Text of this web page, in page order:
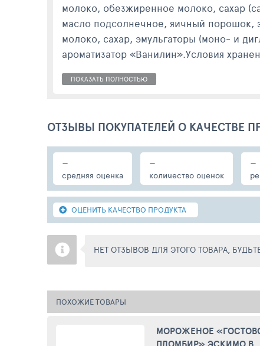
молоко, обезжиренное молоко, сахар
масло подсолнечное, яичный порошок,
молоко, сахар, эмульгаторы (моно- и
ароматизатор «Ванилин».Условия
ПОКАЗАТЬ ПОЛНОСТЬЮ
ОТЗЫВЫ ПОКУПАТЕЛЕЙ О КАЧЕСТВЕ
-
средняя оценка
-
количество оценок
-
ОЦЕНИТЬ КАЧЕСТВО ПРОДУКТА
НЕТ ОТЗЫВОВ ДЛЯ ЭТОГО ТОВАРА,
ПОХОЖИЕ ТОВАРЫ
МОРОЖЕНОЕ